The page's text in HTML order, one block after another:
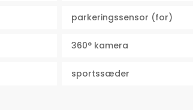
parkeringssensor (for)
360° kamera
sportssæder